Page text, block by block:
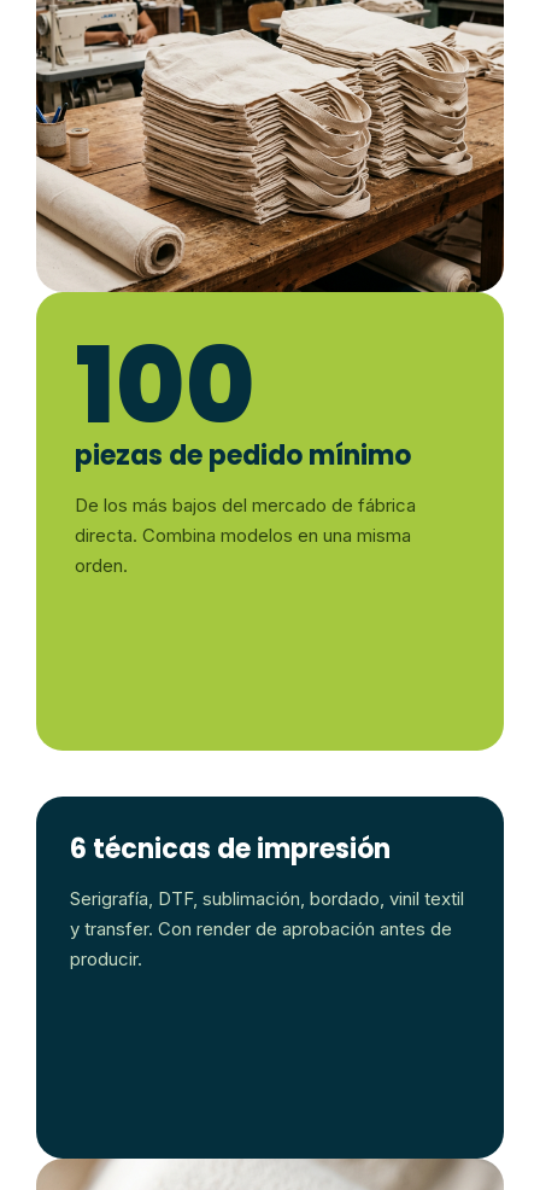
100
piezas de pedido mínimo
De los más bajos del mercado de fábrica
directa. Combina modelos en una misma
orden.
6 técnicas de impresión
Serigrafía, DTF, sublimación, bordado, vinil textil
y transfer. Con render de aprobación antes de
producir.